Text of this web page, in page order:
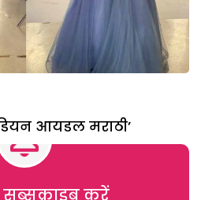
आयडल मराठी’
करें